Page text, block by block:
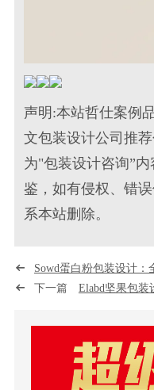
声明:本站哲仕案例
文包装设计公司推
为"包装设计咨询”
鉴，如有侵权、错
系本站删除。
Sowd蛋白粉包装设计
下一篇 Elabd坚果包